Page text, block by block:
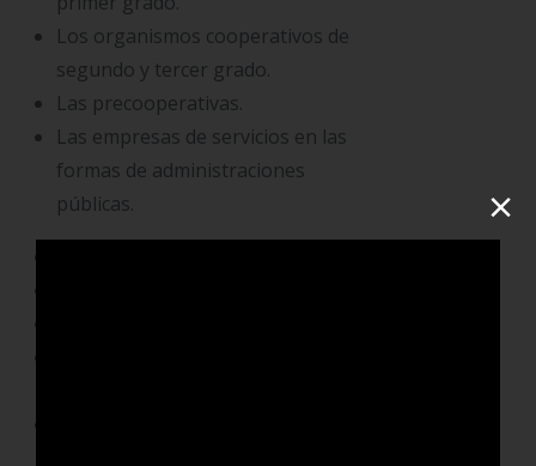
Los organismos cooperativos de
segundo y tercer grado.
Las precooperativas.
Las empresas de servicios en las
formas de administraciones
públicas.
×